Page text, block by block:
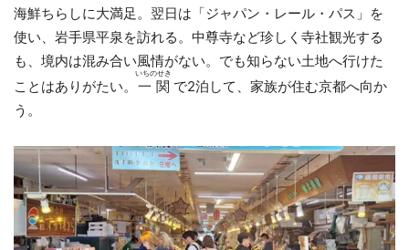
海鮮ちらしに大満足。翌日は「ジャパン・レール・パス」を
使い、岩手県平泉を訪れる。中尊寺など珍しく寺社観光する
も、境内は混み合い風情がない。でも知らない土地へ行けた
ことはありがたい。 一関
いちのせき
で2泊して、家族が住む京都へ向か
う。